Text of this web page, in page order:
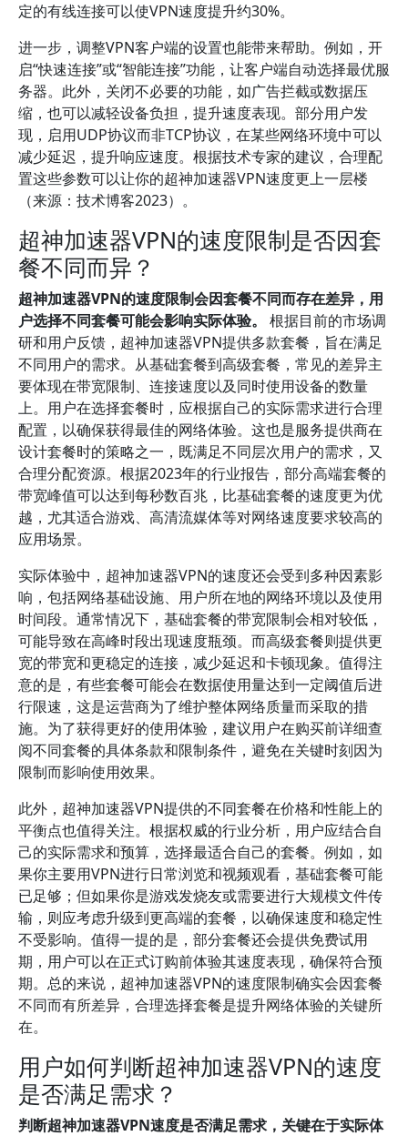
定的有线连接可以使VPN速度提升约30%。
进一步，调整VPN客户端的设置也能带来帮助。例如，开
启“快速连接”或“智能连接”功能，让客户端自动选择最优服
务器。此外，关闭不必要的功能，如广告拦截或数据压
缩，也可以减轻设备负担，提升速度表现。部分用户发
现，启用UDP协议而非TCP协议，在某些网络环境中可以
减少延迟，提升响应速度。根据技术专家的建议，合理配
置这些参数可以让你的超神加速器VPN速度更上一层楼
（来源：技术博客2023）。
超神加速器VPN的速度限制是否因套
餐不同而异？
超神加速器VPN的速度限制会因套餐不同而存在差异，用
户选择不同套餐可能会影响实际体验。
根据目前的市场调
研和用户反馈，超神加速器VPN提供多款套餐，旨在满足
不同用户的需求。从基础套餐到高级套餐，常见的差异主
要体现在带宽限制、连接速度以及同时使用设备的数量
上。用户在选择套餐时，应根据自己的实际需求进行合理
配置，以确保获得最佳的网络体验。这也是服务提供商在
设计套餐时的策略之一，既满足不同层次用户的需求，又
合理分配资源。根据2023年的行业报告，部分高端套餐的
带宽峰值可以达到每秒数百兆，比基础套餐的速度更为优
越，尤其适合游戏、高清流媒体等对网络速度要求较高的
应用场景。
实际体验中，超神加速器VPN的速度还会受到多种因素影
响，包括网络基础设施、用户所在地的网络环境以及使用
时间段。通常情况下，基础套餐的带宽限制会相对较低，
可能导致在高峰时段出现速度瓶颈。而高级套餐则提供更
宽的带宽和更稳定的连接，减少延迟和卡顿现象。值得注
意的是，有些套餐可能会在数据使用量达到一定阈值后进
行限速，这是运营商为了维护整体网络质量而采取的措
施。为了获得更好的使用体验，建议用户在购买前详细查
阅不同套餐的具体条款和限制条件，避免在关键时刻因为
限制而影响使用效果。
此外，超神加速器VPN提供的不同套餐在价格和性能上的
平衡点也值得关注。根据权威的行业分析，用户应结合自
己的实际需求和预算，选择最适合自己的套餐。例如，如
果你主要用VPN进行日常浏览和视频观看，基础套餐可能
已足够；但如果你是游戏发烧友或需要进行大规模文件传
输，则应考虑升级到更高端的套餐，以确保速度和稳定性
不受影响。值得一提的是，部分套餐还会提供免费试用
期，用户可以在正式订购前体验其速度表现，确保符合预
期。总的来说，超神加速器VPN的速度限制确实会因套餐
不同而有所差异，合理选择套餐是提升网络体验的关键所
在。
用户如何判断超神加速器VPN的速度
是否满足需求？
判断超神加速器VPN速度是否满足需求，关键在于实际体